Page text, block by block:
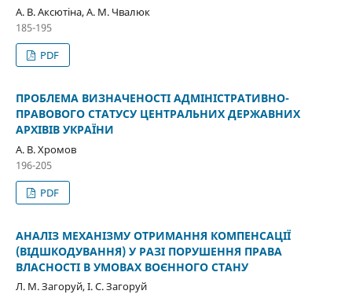
А. В. Аксютіна, А. М. Чвалюк
185-195
PDF
ПРОБЛЕМА ВИЗНАЧЕНОСТІ АДМІНІСТРАТИВНО-
ПРАВОВОГО СТАТУСУ ЦЕНТРАЛЬНИХ ДЕРЖАВНИХ
АРХІВІВ УКРАЇНИ
А. В. Хромов
196-205
PDF
АНАЛІЗ МЕХАНІЗМУ ОТРИМАННЯ КОМПЕНСАЦІЇ
(ВІДШКОДУВАННЯ) У РАЗІ ПОРУШЕННЯ ПРАВА
ВЛАСНОСТІ В УМОВАХ ВОЄННОГО СТАНУ
Л. М. Загоруй, І. С. Загоруй